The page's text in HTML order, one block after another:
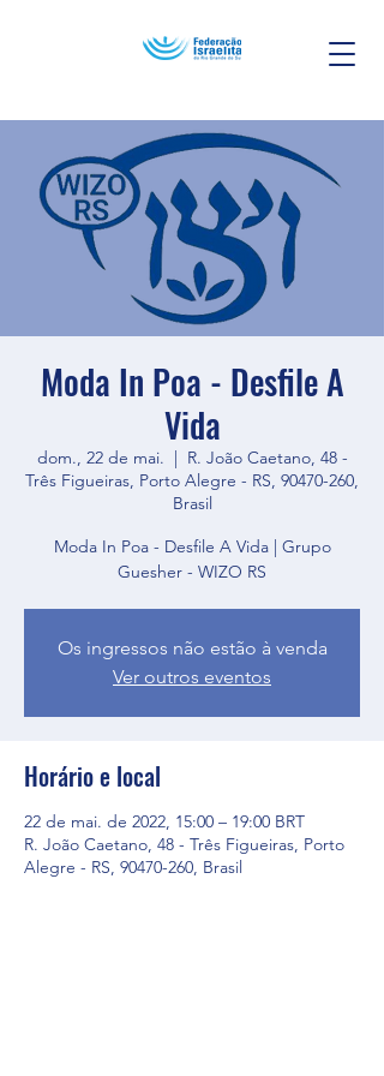
Moda In Poa - Desfile A
Vida
dom., 22 de mai.
  |
R. João Caetano, 48 -
Três Figueiras, Porto Alegre - RS, 90470-260,
Brasil
Moda In Poa - Desfile A Vida | Grupo
Guesher - WIZO RS
Os ingressos não estão à venda
Ver outros eventos
Horário e local
22 de mai. de 2022, 15:00 – 19:00 BRT
R. João Caetano, 48 - Três Figueiras, Porto
Alegre - RS, 90470-260, Brasil